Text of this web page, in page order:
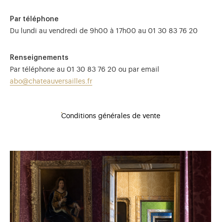
Par téléphone
Du lundi au vendredi de 9h00 à 17h00 au 01 30 83 76 20
Renseignements
Par téléphone au 01 30 83 76 20 ou par email
abo@chateauversailles.fr
Conditions générales de vente